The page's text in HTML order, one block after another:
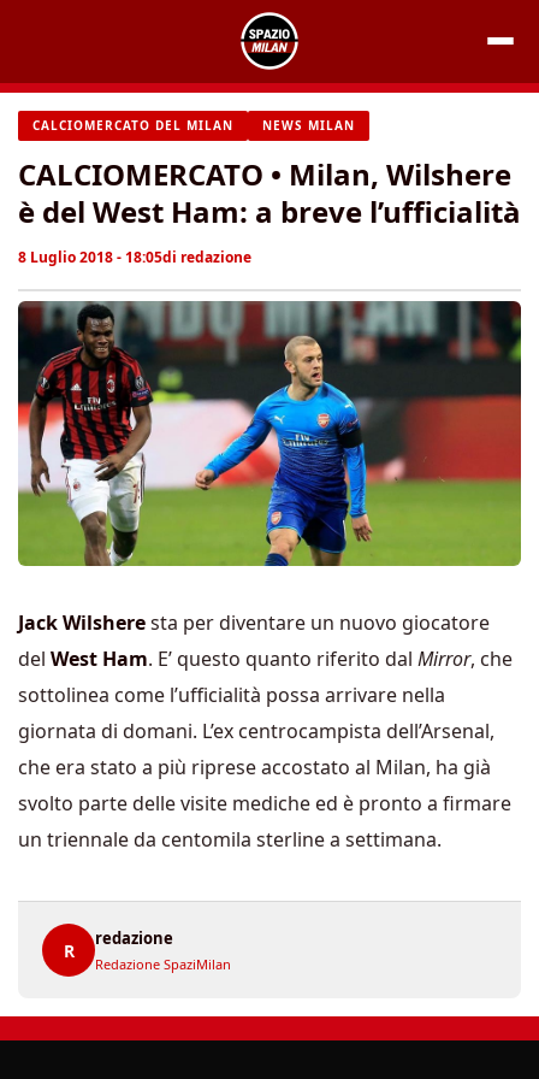
contenuto
CALCIOMERCATO DEL MILAN NEWS MILAN
CALCIOMERCATO • Milan, Wilshere
è del West Ham: a breve l’ufficialità
8 Luglio 2018 - 18:05di redazione
Jack Wilsheresta per diventare un nuovo giocatore
del West Ham. E’ questo quanto riferito dal Mirror, che
sottolinea come l’ufficialità possa arrivare nella
giornata di domani. L’ex centrocampista dell’Arsenal,
che era stato a più riprese accostato al Milan, ha già
svolto parte delle visite mediche ed è pronto a firmare
un triennale da centomila sterline a settimana.
R
redazione
Redazione SpaziMilan